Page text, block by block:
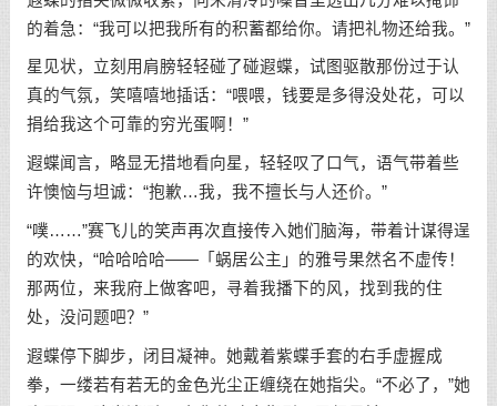
的着急：“我可以把我所有的积蓄都给你。请把礼物还给我。”
星见状，立刻用肩膀轻轻碰了碰遐蝶，试图驱散那份过于认
真的气氛，笑嘻嘻地插话：“喂喂，钱要是多得没处花，可以
捐给我这个可靠的穷光蛋啊！”
遐蝶闻言，略显无措地看向星，轻轻叹了口气，语气带着些
许懊恼与坦诚：“抱歉…我，我不擅长与人还价。”
“噗……”赛飞儿的笑声再次直接传入她们脑海，带着计谋得逞
的欢快，“哈哈哈哈——「蜗居公主」的雅号果然名不虚传！
那两位，来我府上做客吧，寻着我播下的风，找到我的住
处，没问题吧？”
遐蝶停下脚步，闭目凝神。她戴着紫蝶手套的右手虚握成
拳，一缕若有若无的金色光尘正缠绕在她指尖。“不必了，”她